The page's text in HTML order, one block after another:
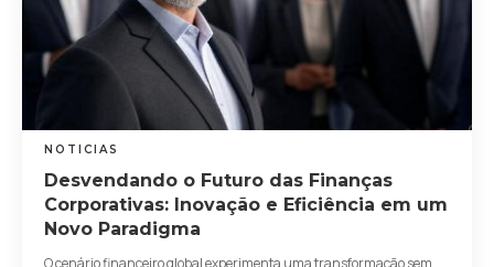
NOTICIAS
Desvendando o Futuro das Finanças
Corporativas: Inovação e Eficiência em um
Novo Paradigma
O cenário financeiro global experimenta uma transformação sem